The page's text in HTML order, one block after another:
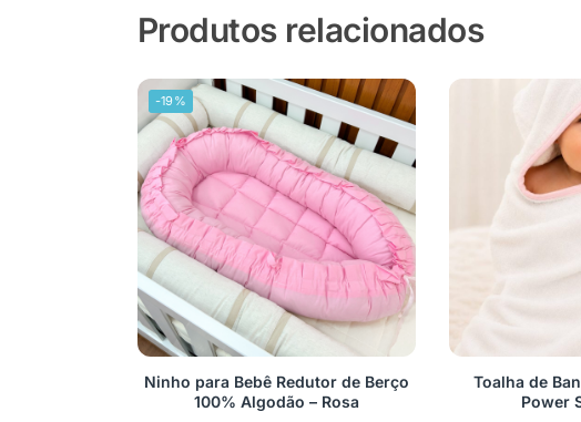
Produtos relacionados
-19%
Ninho para Bebê Redutor de Berço
100% Algodão – Rosa
Toalha de
Power